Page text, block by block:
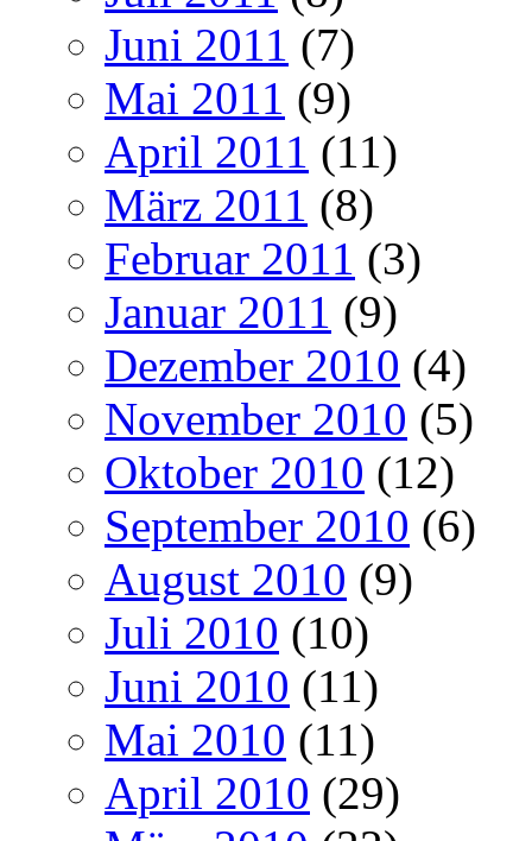
Juni 2011 (7)
Mai 2011 (9)
April 2011 (11)
März 2011 (8)
Februar 2011 (3)
Januar 2011 (9)
Dezember 2010 (4)
November 2010 (5)
Oktober 2010 (12)
September 2010 (6)
August 2010 (9)
Juli 2010 (10)
Juni 2010 (11)
Mai 2010 (11)
April 2010 (29)